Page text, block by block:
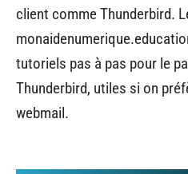
client comme Thunderbird.
tutoriels pas à pas pour le
Thunderbird, utiles si on
webmail.